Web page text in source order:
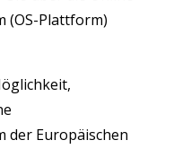
(OS-Plattform)
Europäischen